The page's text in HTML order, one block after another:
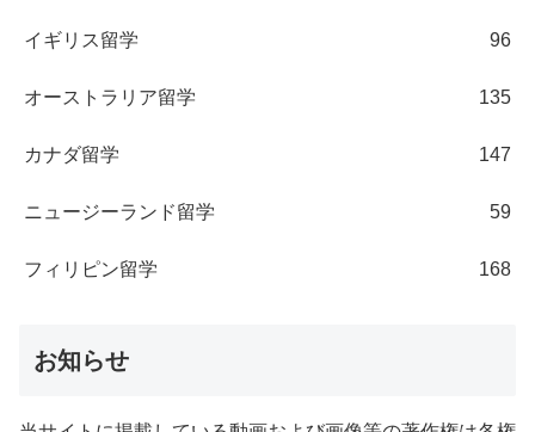
イギリス留学 96
オーストラリア留学 135
カナダ留学 147
ニュージーランド留学 59
フィリピン留学 168
お知らせ